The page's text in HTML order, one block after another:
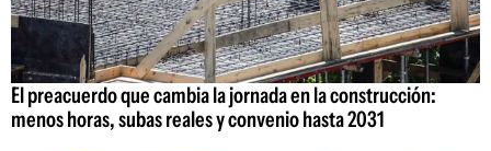
El preacuerdo que cambia la jornada en la construcción:
menos horas, subas reales y convenio hasta 2031